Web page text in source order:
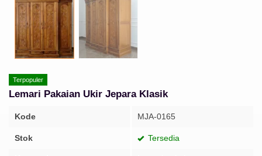
Terpopuler
Lemari Pakaian Ukir Jepara Klasik
Kode MJA-0165
Stok Tersedia